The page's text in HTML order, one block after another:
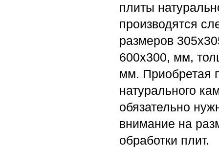
плиты
производятся
размеров
600х300, мм,
мм. Приобретая
натурального
обязательно
внимание на
обработки плит.